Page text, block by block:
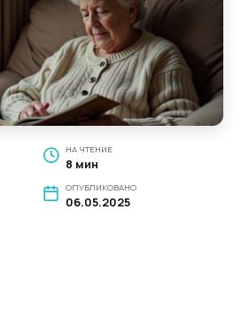
НА ЧТЕНИЕ
8 мин
ОПУБЛИКОВАНО
06.05.2025